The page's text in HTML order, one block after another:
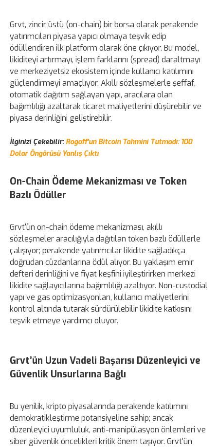
Grvt, zincir üstü (on-chain) bir borsa olarak perakende
yatırımcıları piyasa yapıcı olmaya teşvik edip
ödüllendiren ilk platform olarak öne çıkıyor. Bu model,
likiditeyi artırmayı, işlem farklarını (spread) daraltmayı
ve merkeziyetsiz ekosistem içinde kullanıcı katılımını
güçlendirmeyi amaçlıyor. Akıllı sözleşmelerle şeffaf,
otomatik dağıtım sağlayan yapı, aracılara olan
bağımlılığı azaltarak ticaret maliyetlerini düşürebilir ve
piyasa derinliğini geliştirebilir.
İlginizi Çekebilir: Rogoff'un Bitcoin Tahmini Tutmadı: 100
Dolar Öngörüsü Yanlış Çıktı
On-Chain Ödeme Mekanizması ve Token
Bazlı Ödüller
Grvt'ün on-chain ödeme mekanizması, akıllı
sözleşmeler aracılığıyla dağıtılan token bazlı ödüllerle
çalışıyor; perakende yatırımcılar likidite sağladıkça
doğrudan cüzdanlarına ödül alıyor. Bu yaklaşım emir
defteri derinliğini ve fiyat keşfini iyileştirirken merkezi
likidite sağlayıcılarına bağımlılığı azaltıyor. Non-custodial
yapı ve gas optimizasyonları, kullanıcı maliyetlerini
kontrol altında tutarak sürdürülebilir likidite katkısını
teşvik etmeye yardımcı oluyor.
Grvt’ün Uzun Vadeli Başarısı Düzenleyici ve
Güvenlik Unsurlarına Bağlı
Bu yenilik, kripto piyasalarında perakende katılımını
demokratikleştirme potansiyeline sahip; ancak
düzenleyici uyumluluk, anti-manipülasyon önlemleri ve
siber güvenlik öncelikleri kritik önem taşıyor. Grvt'ün